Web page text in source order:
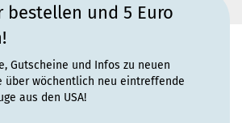
bestellen und 5 Euro
Gutscheine und Infos zu neuen
über wöchentlich neu eintreffende
aus den USA!